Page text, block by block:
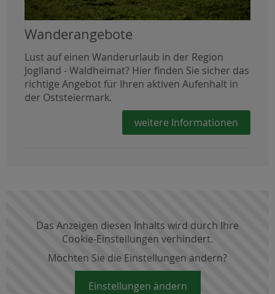
Wanderangebote
Lust auf einen Wanderurlaub in der Region
Joglland - Waldheimat? Hier finden Sie sicher das
richtige Angebot für Ihren aktiven Aufenhalt in
der Oststeiermark.
weitere Informationen
Das Anzeigen diesen Inhalts wird durch Ihre
Cookie-Einstellungen verhindert.
Möchten Sie die Einstellungen ändern?
Einstellungen ändern